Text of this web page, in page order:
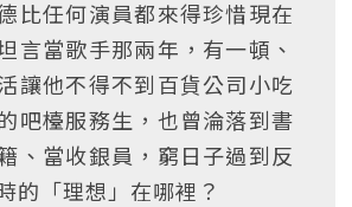
比任何演員都來得珍惜現在
言當歌手那兩年，有一頓、
讓他不得不到百貨公司小吃
吧檯服務生，也曾淪落到書
、當收銀員，窮日子過到反
的「理想」在哪裡？